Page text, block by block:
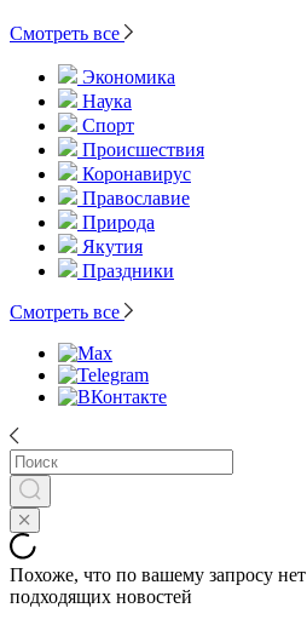
Смотреть все
Экономика
Наука
Спорт
Происшествия
Коронавирус
Православие
Природа
Якутия
Праздники
Смотреть все
Похоже, что по вашему запросу нет
подходящих новостей